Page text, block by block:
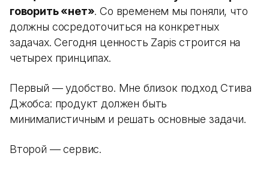
говорить «нет». Со временем мы поняли, что
должны сосредоточиться на конкретных
задачах. Сегодня ценность Zapis строится на
четырех принципах.
Первый — удобство. Мне близок подход Стива
Джобса: продукт должен быть
минималистичным и решать основные задачи.
Второй — сервис.